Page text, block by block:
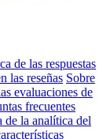
de las respuestas
las reseñas Sobre
evaluaciones de
frecuentes
de la analítica del